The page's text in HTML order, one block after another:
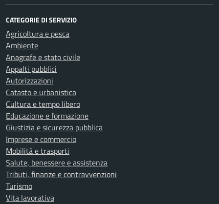
CATEGORIE DI SERVIZIO
Agricoltura e pesca
Ambiente
Anagrafe e stato civile
Appalti pubblici
Autorizzazioni
Catasto e urbanistica
Cultura e tempo libero
Educazione e formazione
Giustizia e sicurezza pubblica
Imprese e commercio
Mobilità e trasporti
Salute, benessere e assistenza
Tributi, finanze e contravvenzioni
Turismo
Vita lavorativa